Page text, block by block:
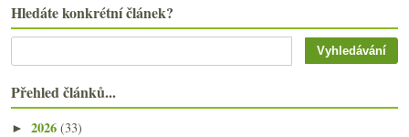
Hledáte konkrétní článek?
Přehled článků...
► 2026 (33)